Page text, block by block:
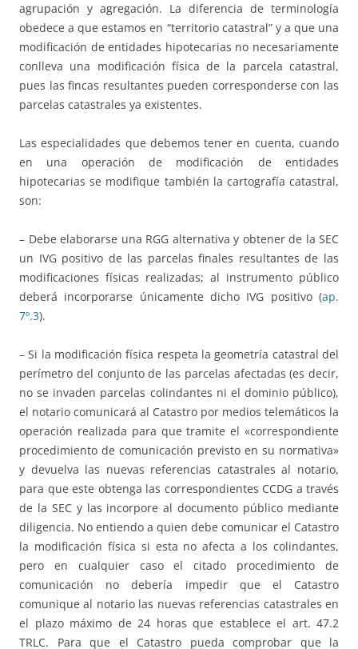
agrupación y agregación. La diferencia de terminología
obedece a que estamos en “territorio catastral” y a que una
modificación de entidades hipotecarias no necesariamente
conlleva una modificación física de la parcela catastral,
pues las fincas resultantes pueden corresponderse con las
parcelas catastrales ya existentes.
Las especialidades que debemos tener en cuenta, cuando
en una operación de modificación de entidades
hipotecarias se modifique también la cartografía catastral,
son:
– Debe elaborarse una RGG alternativa y obtener de la SEC
un IVG positivo de las parcelas finales resultantes de las
modificaciones físicas realizadas; al instrumento público
deberá incorporarse únicamente dicho IVG positivo (ap.
7º.3).
– Si la modificación física respeta la geometría catastral del
perímetro del conjunto de las parcelas afectadas (es decir,
no se invaden parcelas colindantes ni el dominio público),
el notario comunicará al Catastro por medios telemáticos la
operación realizada para que tramite el «correspondiente
procedimiento de comunicación previsto en su normativa»
y devuelva las nuevas referencias catastrales al notario,
para que este obtenga las correspondientes CCDG a través
de la SEC y las incorpore al documento público mediante
diligencia. No entiendo a quien debe comunicar el Catastro
la modificación física si esta no afecta a los colindantes,
pero en cualquier caso el citado procedimiento de
comunicación no debería impedir que el Catastro
comunique al notario las nuevas referencias catastrales en
el plazo máximo de 24 horas que establece el art. 47.2
TRLC. Para que el Catastro pueda comprobar que la